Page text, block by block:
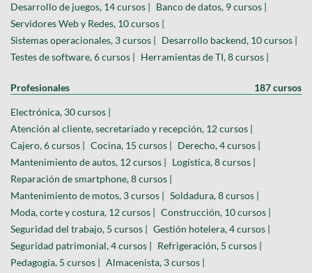
Desarrollo de juegos, 14 cursos | Banco de datos, 9 cursos |
Servidores Web y Redes, 10 cursos |
Sistemas operacionales, 3 cursos | Desarrollo backend, 10 cursos |
Testes de software, 6 cursos | Herramientas de TI, 8 cursos |
Profesionales 187 cursos
Electrónica, 30 cursos |
Atención al cliente, secretariado y recepción, 12 cursos |
Cajero, 6 cursos | Cocina, 15 cursos | Derecho, 4 cursos |
Mantenimiento de autos, 12 cursos | Logística, 8 cursos |
Reparación de smartphone, 8 cursos |
Mantenimiento de motos, 3 cursos | Soldadura, 8 cursos |
Moda, corte y costura, 12 cursos | Construcción, 10 cursos |
Seguridad del trabajo, 5 cursos | Gestión hotelera, 4 cursos |
Seguridad patrimonial, 4 cursos | Refrigeración, 5 cursos |
Pedagogía, 5 cursos | Almacenista, 3 cursos |